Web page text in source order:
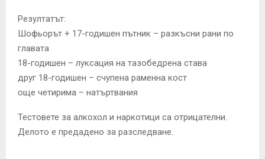
Резултатът:
Шофьорът + 17-годишен пътник – разкъсни рани по
главата
18-годишен – луксация на тазобедрена става
друг 18-годишен – счупена раменна кост
още четирима – натъртвания
Тестовете за алкохол и наркотици са отрицателни.
Делото е предадено за разследване.